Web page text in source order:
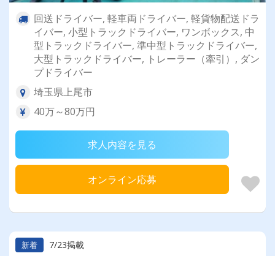
回送ドライバー, 軽車両ドライバー, 軽貨物配送ドラ
イバー, 小型トラックドライバー, ワンボックス, 中
型トラックドライバー, 準中型トラックドライバー,
大型トラックドライバー, トレーラー（牽引）, ダン
プドライバー
埼玉県上尾市
40万～80万円
求人内容を見る
オンライン応募
新着 7/23掲載